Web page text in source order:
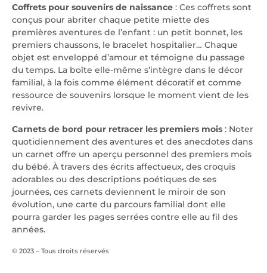
Coffrets pour souvenirs de naissance : Ces coffrets sont
conçus pour abriter chaque petite miette des
premières aventures de l’enfant : un petit bonnet, les
premiers chaussons, le bracelet hospitalier… Chaque
objet est enveloppé d’amour et témoigne du passage
du temps. La boîte elle-même s’intègre dans le décor
familial, à la fois comme élément décoratif et comme
ressource de souvenirs lorsque le moment vient de les
revivre.
Carnets de bord pour retracer les premiers mois : Noter
quotidiennement des aventures et des anecdotes dans
un carnet offre un aperçu personnel des premiers mois
du bébé. À travers des écrits affectueux, des croquis
adorables ou des descriptions poétiques de ses
journées, ces carnets deviennent le miroir de son
évolution, une carte du parcours familial dont elle
pourra garder les pages serrées contre elle au fil des
années.
© 2023 – Tous droits réservés